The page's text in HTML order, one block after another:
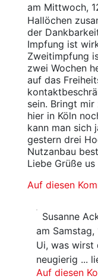
am Mittwoch,
Hallöchen
der
Impfung ist
Zweitimpfung
zwei Wochen
auf das
sein. Bringt
hier in Köln
kann man sich
gestern drei
Nutzanbau
Liebe Grüße us
Auf diesen
Susanne
am Samstag,
Ui, was wirst
neugierig ...
Auf diesen